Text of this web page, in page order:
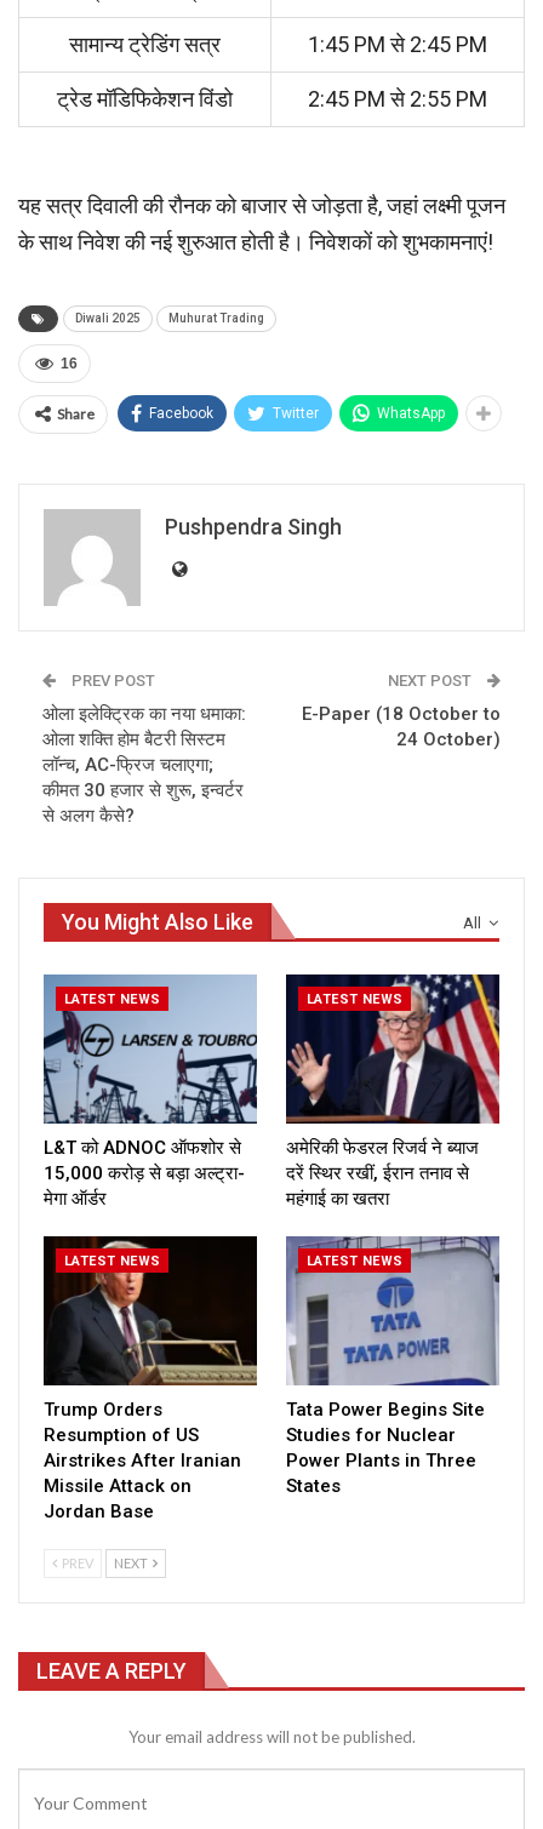
सामान्य ट्रेडिंग सत्र 1:45 PM से 2:45 PM
ट्रेड मॉडिफिकेशन विंडो 2:45 PM से 2:55 PM
यह सत्र दिवाली की रौनक को बाजार से जोड़ता है, जहां लक्ष्मी पूजन
के साथ निवेश की नई शुरुआत होती है। निवेशकों को शुभकामनाएं!
Diwali 2025 Muhurat Trading
16
Share Facebook Twitter WhatsApp
Pushpendra Singh
PREV POST
ओला इलेक्ट्रिक का नया धमाका:
ओला शक्ति होम बैटरी सिस्टम
लॉन्च, AC-फ्रिज चलाएगा;
कीमत 30 हजार से शुरू, इन्वर्टर
से अलग कैसे?
NEXT POST
E-Paper (18 October to
24 October)
All
You Might Also Like
LATEST NEWS
L&T को ADNOC ऑफशोर से
₹15,000 करोड़ से बड़ा अल्ट्रा-
मेगा ऑर्डर
LATEST NEWS
अमेरिकी फेडरल रिजर्व ने ब्याज
दरें स्थिर रखीं, ईरान तनाव से
महंगाई का खतरा
LATEST NEWS
Trump Orders
Resumption of US
Airstrikes After Iranian
Missile Attack on
Jordan Base
LATEST NEWS
Tata Power Begins Site
Studies for Nuclear
Power Plants in Three
States
PREV NEXT
LEAVE A REPLY
Your email address will not be published.